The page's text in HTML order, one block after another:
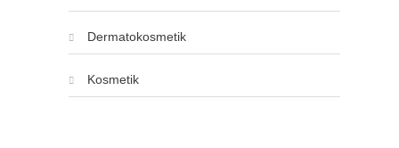
Dermatokosmetik
Kosmetik